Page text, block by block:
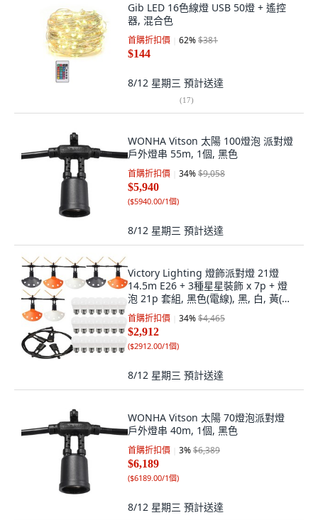
Gib LED 16色線燈 USB 50燈 + 遙控
器, 混合色
首購折扣價 62%$381
$144
8/12 星期三 預計送達
(17)
WONHA Vitson 太陽 100燈泡 派對燈
戶外燈串 55m, 1個, 黑色
首購折扣價 34%$9,058
$5,940
($5940.00/1個)
8/12 星期三 預計送達
Victory Lighting 燈飾派對燈 21燈
14.5m E26 + 3種星星裝飾 x 7p + 燈
泡 21p 套組, 黑色(電線), 黑, 白, 黃(裝
飾燈罩), 燈泡色(燈泡), 1套
首購折扣價 34%$4,465
$2,912
($2912.00/1個)
8/12 星期三 預計送達
WONHA Vitson 太陽 70燈泡派對燈
戶外燈串 40m, 1個, 黑色
首購折扣價 3%$6,389
$6,189
($6189.00/1個)
8/12 星期三 預計送達